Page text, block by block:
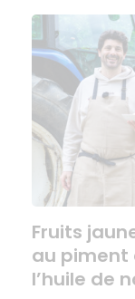
Fruits
au piment
l’huile de